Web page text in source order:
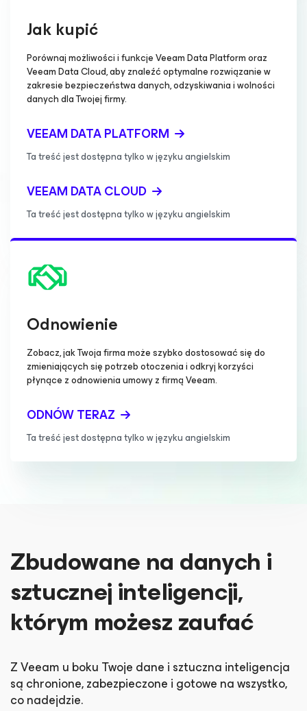
Jak kupić
Porównaj możliwości i funkcje Veeam Data Platform oraz
Veeam Data Cloud, aby znaleźć optymalne rozwiązanie w
zakresie bezpieczeństwa danych, odzyskiwania i wolności
danych dla Twojej firmy.
VEEAM DATA PLATFORM
Ta treść jest dostępna tylko w języku angielskim
VEEAM DATA CLOUD
Ta treść jest dostępna tylko w języku angielskim
Odnowienie
Zobacz, jak Twoja firma może szybko dostosować się do
zmieniających się potrzeb otoczenia i odkryj korzyści
płynące z odnowienia umowy z firmą Veeam.
ODNÓW TERAZ
Ta treść jest dostępna tylko w języku angielskim
Zbudowane na danych i
sztucznej inteligencji,
którym możesz zaufać
Z Veeam u boku Twoje dane i sztuczna inteligencja
są chronione, zabezpieczone i gotowe na wszystko,
co nadejdzie.